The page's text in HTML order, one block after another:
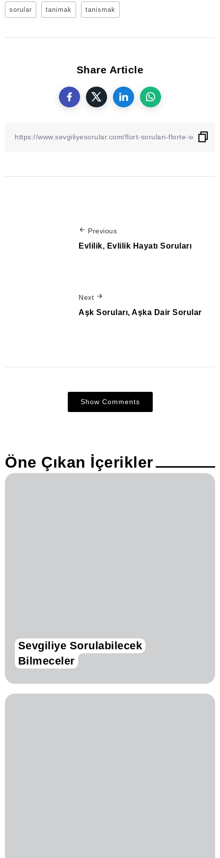
sorular tanimak tanismak
Share Article
Previous
Evlilik, Evlilik Hayatı Soruları
Next
Aşk Soruları, Aşka Dair Sorular
Show Comments
Öne Çıkan İçerikler
Sevgiliye Sorulabilecek
Bilmeceler